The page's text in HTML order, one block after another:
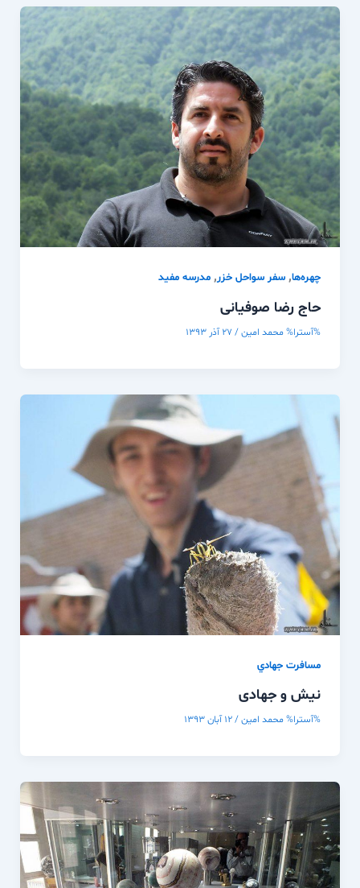
چهره‌ها, سفر سواحل خزر, مدرسه مفيد
حاج رضا صوفیانی
%آسترا% محمد امین/ ۲۷ آذر ۱۳۹۳
مسافرت جهادي
نیش و جهادی
%آسترا% محمد امین/۱۲ آبان ۱۳۹۳